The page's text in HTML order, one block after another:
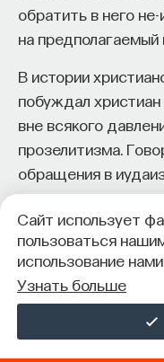
обратить в него не-
на предполагаемый
В истории
побуждал
вне всякого
прозелитизма.
обращения в
источниках о
не описан», А. И.
на отрывочные
XIX в. Такой
вряд ли может
«жидовствующих»,
«наименование
Сайт использует
пользоваться
использование
Узнать больше